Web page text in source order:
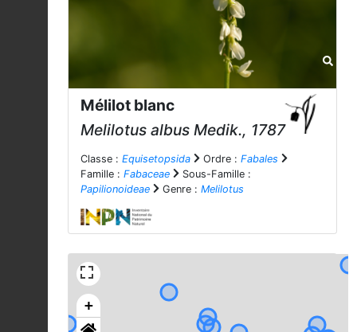
Mélilot blanc
Melilotus albus Medik., 1787
Classe : Equisetopsida Ordre : Fabales
Famille : Fabaceae
Sous-Famille :
Papilionoideae
Genre : Melilotus
+